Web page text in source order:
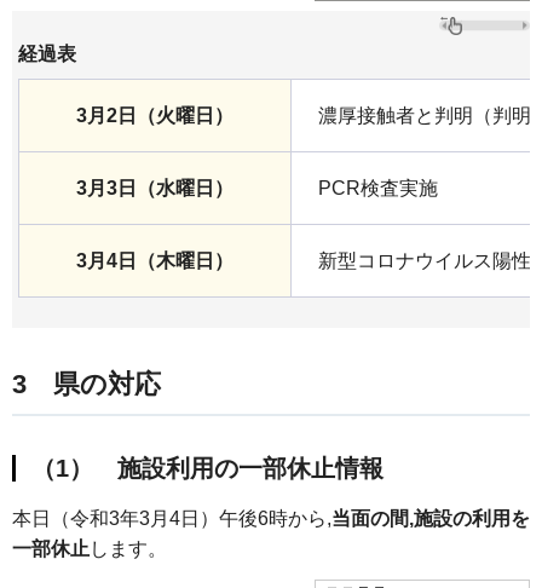
経過表
3月2日（火曜日） 濃厚接触者と判明（判明
3月3日（水曜日） PCR検査実施
3月4日（木曜日） 新型コロナウイルス陽性
3 県の対応
（1） 施設利用の一部休止情報
本日（令和3年3月4日）午後6時から,当面の間,施設の利用を
一部休止 します。